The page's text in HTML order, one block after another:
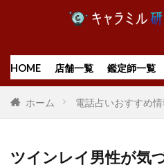
HOME 店舗一覧 鑑定師一覧
ホーム 電話占いおすすめ
ツインレイ男性が気